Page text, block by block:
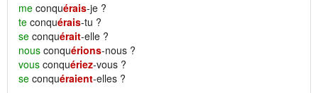
me conquérais-je ?
te conquérais-tu ?
se conquérait-elle ?
nous conquérions-nous ?
vous conquériez-vous ?
se conquéraient-elles ?